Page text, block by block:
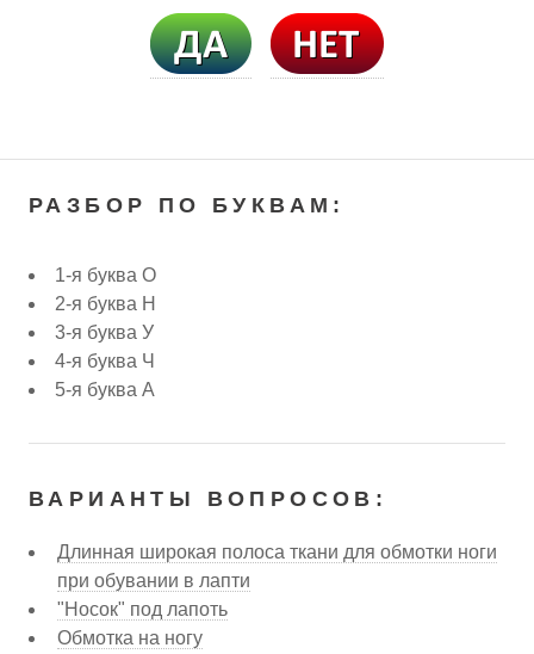
РАЗБОР ПО БУКВАМ:
1-я буква О
2-я буква Н
3-я буква У
4-я буква Ч
5-я буква А
ВАРИАНТЫ ВОПРОСОВ:
Длинная широкая полоса ткани для обмотки ноги
при обувании в лапти
"Носок" под лапоть
Обмотка на ногу